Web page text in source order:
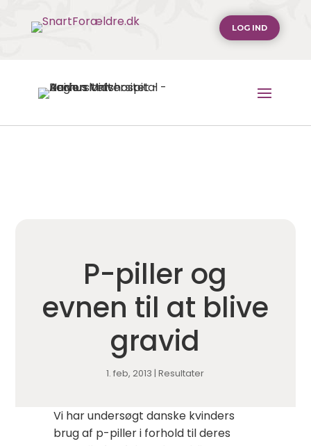
LOG IND
P-piller og
evnen til at blive
gravid
1. feb, 2013 |Resultater
Vi har undersøgt danske kvinders
brug af p-piller i forhold til deres